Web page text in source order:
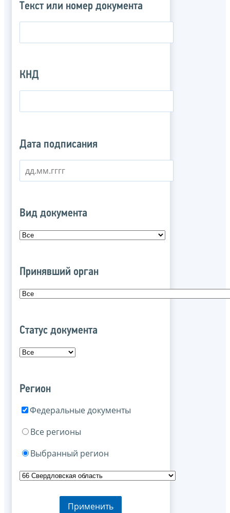
Текст или номер документа
КНД
Дата подписания
Вид документа
Принявший орган
Статус документа
Регион
Федеральные документы
Все регионы
Выбранный регион
Применить